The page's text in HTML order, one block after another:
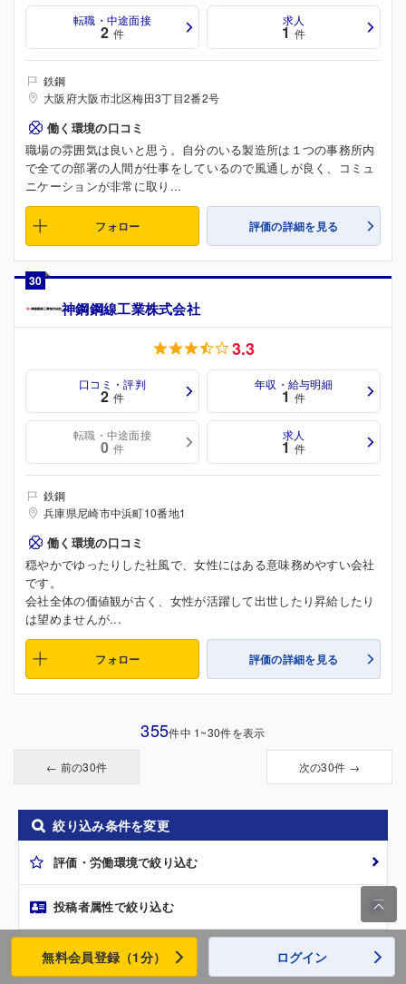
転職・中途面接
2 件
求人
1 件
鉄鋼
大阪府大阪市北区梅田3丁目2番2号
働く環境の口コミ
職場の雰囲気は良いと思う。自分のいる製造所は１つの事務所内
で全ての部署の人間が仕事をしているので風通しが良く、コミュ
ニケーションが非常に取り...
フォロー 評価の詳細を見る
30
神鋼鋼線工業株式会社
3.3
口コミ・評判
2 件
年収・給与明細
1 件
転職・中途面接
0 件
求人
1 件
鉄鋼
兵庫県尼崎市中浜町10番地1
働く環境の口コミ
穏やかでゆったりした社風で、女性にはある意味務めやすい会社
です。
会社全体の価値観が古く、女性が活躍して出世したり昇給したり
は望めませんが...
フォロー 評価の詳細を見る
355件中 1~30件を表示
← 前の30件 次の30件 →
絞り込み条件を変更
評価・労働環境で絞り込む
投稿者属性で絞り込む
地域で絞り込む

無料会員登録（1分） ログイン